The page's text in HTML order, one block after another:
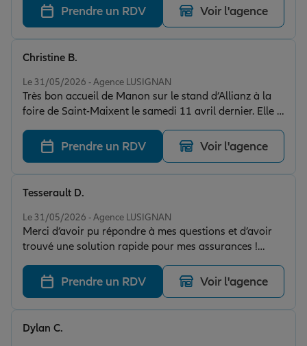
Prendre un RDV Voir l'agence
Le 31/05/2026 - Agence LUSIGNAN
Très bon accueil de Manon sur le stand d’Allianz à la
foire de Saint-Maixent le samedi 11 avril dernier. Elle a
pris le temps de donner les renseignements souhaités
et avec le sourire.
Christine B.
Prendre un RDV Voir l'agence
Le 31/05/2026 - Agence LUSIGNAN
Merci d’avoir pu répondre à mes questions et d’avoir
trouvé une solution rapide pour mes assurances !
Kacendre est réactive et toujours souriante
Tesserault D.
Prendre un RDV Voir l'agence
Dylan C.